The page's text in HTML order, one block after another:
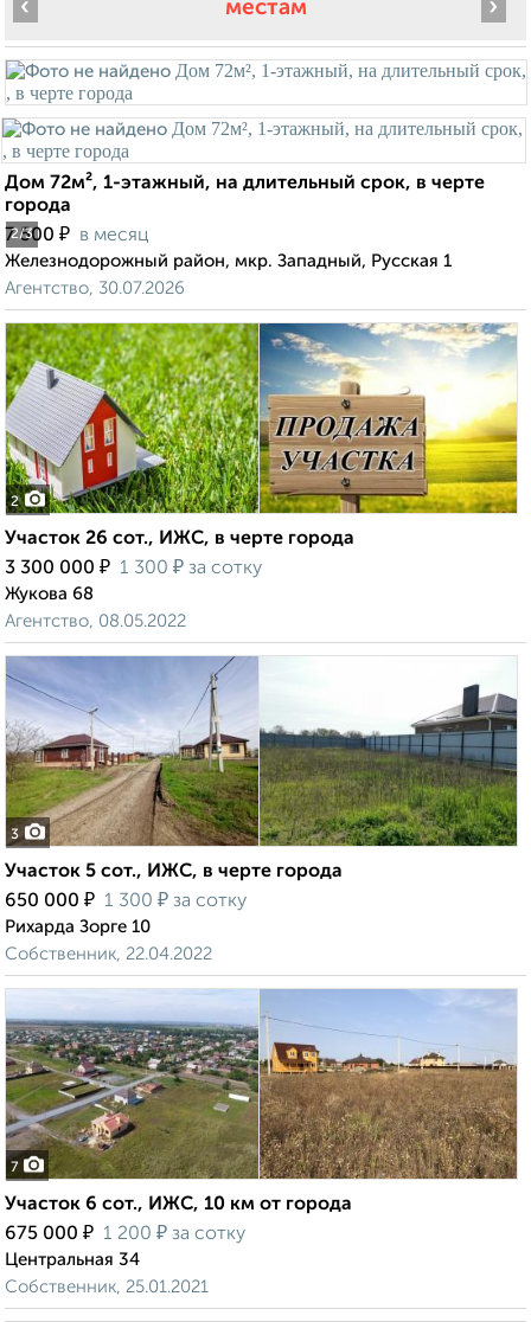
местам
2/3
‹ ›
Дом 72м², 1-этажный, на длительный срок, в черте
города
7 500 ₽ в месяц
Железнодорожный район, мкр. Западный, Русская 1
Агентство, 30.07.2026
2
Участок 26 сот., ИЖС, в черте города
3 300 000 ₽ 1 300 ₽ за сотку
Жукова 68
Агентство, 08.05.2022
3
Участок 5 сот., ИЖС, в черте города
650 000 ₽ 1 300 ₽ за сотку
Рихарда Зорге 10
Собственник, 22.04.2022
7
Участок 6 сот., ИЖС, 10 км от города
675 000 ₽ 1 200 ₽ за сотку
Центральная 34
Собственник, 25.01.2021